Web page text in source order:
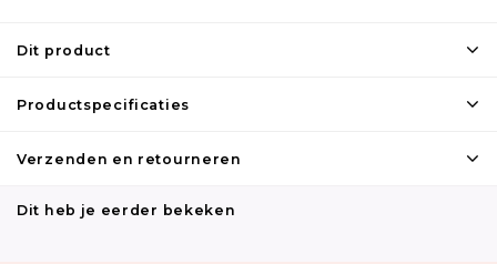
Dit product
Productspecificaties
Verzenden en retourneren
Dit heb je eerder bekeken